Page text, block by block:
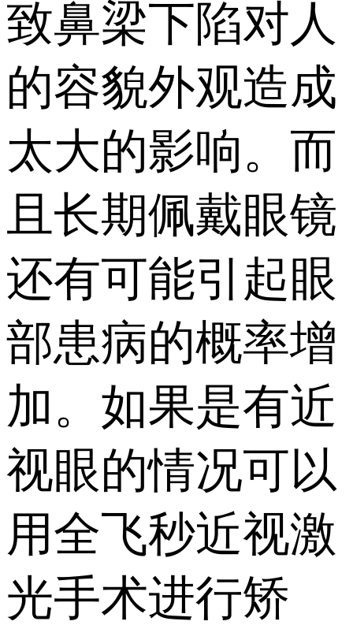
致鼻梁下陷对人
的容貌外观造成
太大的影响。而
且长期佩戴眼镜
还有可能引起眼
部患病的概率增
加。如果是有近
视眼的情况可以
用全飞秒近视激
光手术进行矫